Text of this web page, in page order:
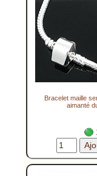
Bracelet maille
aimanté